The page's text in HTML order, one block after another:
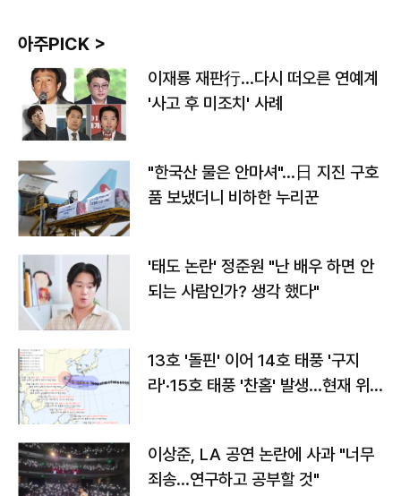
아주PICK >
이재룡 재판行…다시 떠오른 연예계
'사고 후 미조치' 사례
"한국산 물은 안마셔"…日 지진 구호
품 보냈더니 비하한 누리꾼
'태도 논란' 정준원 "난 배우 하면 안
되는 사람인가? 생각 했다"
13호 '돌핀' 이어 14호 태풍 '구지
라'·15호 태풍 '찬홈' 발생…현재 위
이상준, LA 공연 논란에 사과 "너무
죄송…연구하고 공부할 것"